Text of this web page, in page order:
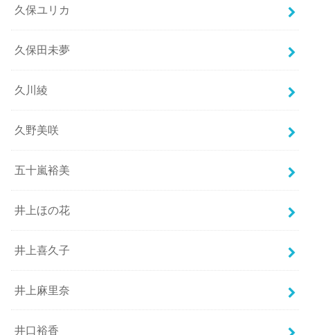
久保ユリカ
久保田未夢
久川綾
久野美咲
五十嵐裕美
井上ほの花
井上喜久子
井上麻里奈
井口裕香